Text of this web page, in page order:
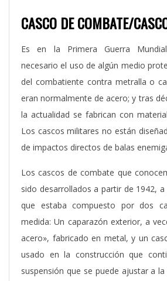
CASCO DE COMBATE/
Es en la Primera Guerra
necesario el uso de algún medio
del combatiente contra metralla o
eran normalmente de acero; y tras
la actualidad se fabrican con
Los cascos militares no están
de impactos directos de balas
Los cascos de combate que
sido desarrollados a partir de 1942,
que estaba compuesto por dos
medida: Un caparazón exterior, a
acero», fabricado en metal, y un
usado en la construcción que
suspensión que se puede ajustar a